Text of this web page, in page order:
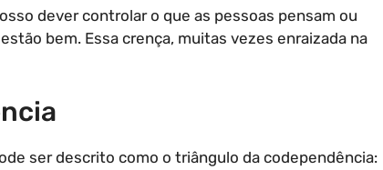
dever controlar o que as pessoas pensam ou
bem. Essa crença, muitas vezes enraizada na
ser descrito como o triângulo da codependência: